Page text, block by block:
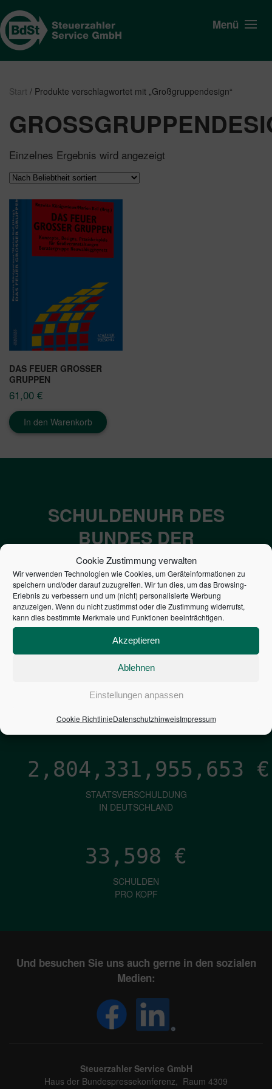
Cookie Zustimmung verwalten
Wir verwenden Technologien wie Cookies, um Geräteinformationen zu
speichern und/oder darauf zuzugreifen. Wir tun dies, um das Browsing-
Erlebnis zu verbessern und um (nicht) personalisierte Werbung
anzuzeigen. Wenn du nicht zustimmst oder die Zustimmung widerrufst,
kann dies bestimmte Merkmale und Funktionen beeinträchtigen.
Akzeptieren
Ablehnen
Einstellungen anpassen
Cookie RichtlinieDatenschutzhinweisImpressum
Menü
Start / Produkte verschlagwortet mit „Großgruppendesign“
Einzelnes Ergebnis wird angezeigt
DAS FEUER GROSSER G
RUPPEN
61,00 €
In den Warenkorb
SCHULDENUHR DES
BUNDES DER
STEUERZAHLER
7,052€
NEUVERSCHULDUNG
PRO SEKUNDE
2,804,331,956,499 €
STAATSVERSCHULDUNG
IN DEUTSCHLAND
33,598 €
SCHULDEN
PRO KOPF
Und besuchen Sie uns auch gerne in den sozialen
Medien:
Steuerzahler Service GmbH
Haus der Bundespressekonferenz, Raum 4309